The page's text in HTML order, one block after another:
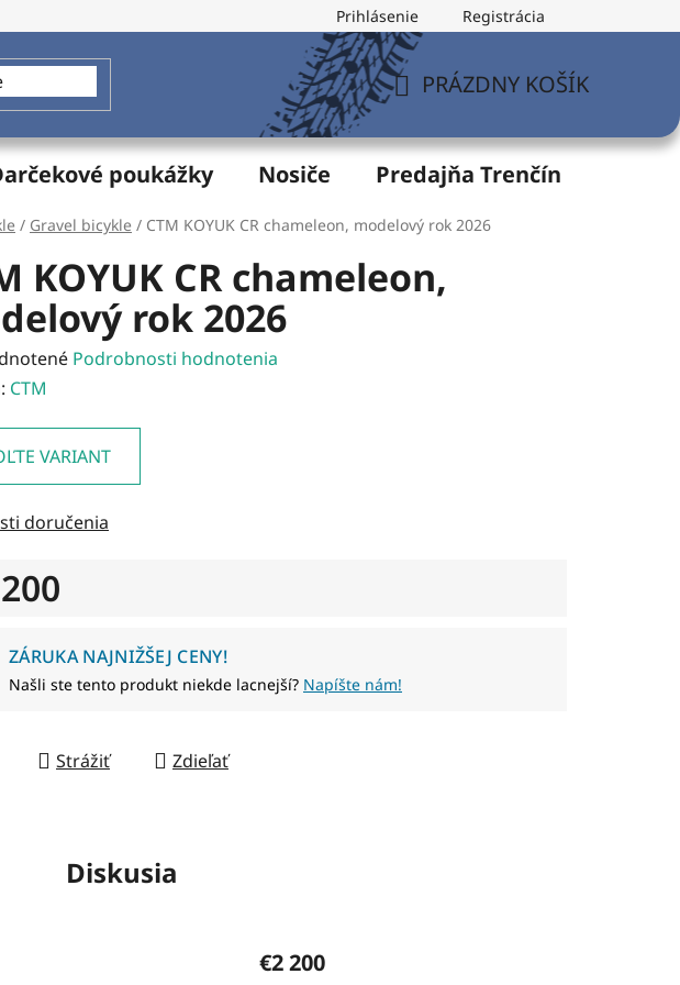
Formulár na odstúpenie od zmluvy
Prihlásenie Registrácia
KOŠÍK
PRÁZDNY KOŠÍK
poukážky Nosiče Predajňa Trenčín
/ Gravel bicykle / CTM KOYUK CR chameleon, modelový rok 2026
KOYUK CR chameleon,
rok 2026
Podrobnosti hodnotenia
CTM
VARIANT
doručenia
ZÁRUKA NAJNIŽŠEJ CENY!
Našli ste tento produkt niekde lacnejší? Napíšte nám!
Strážiť Zdieľať
Diskusia
€2 200